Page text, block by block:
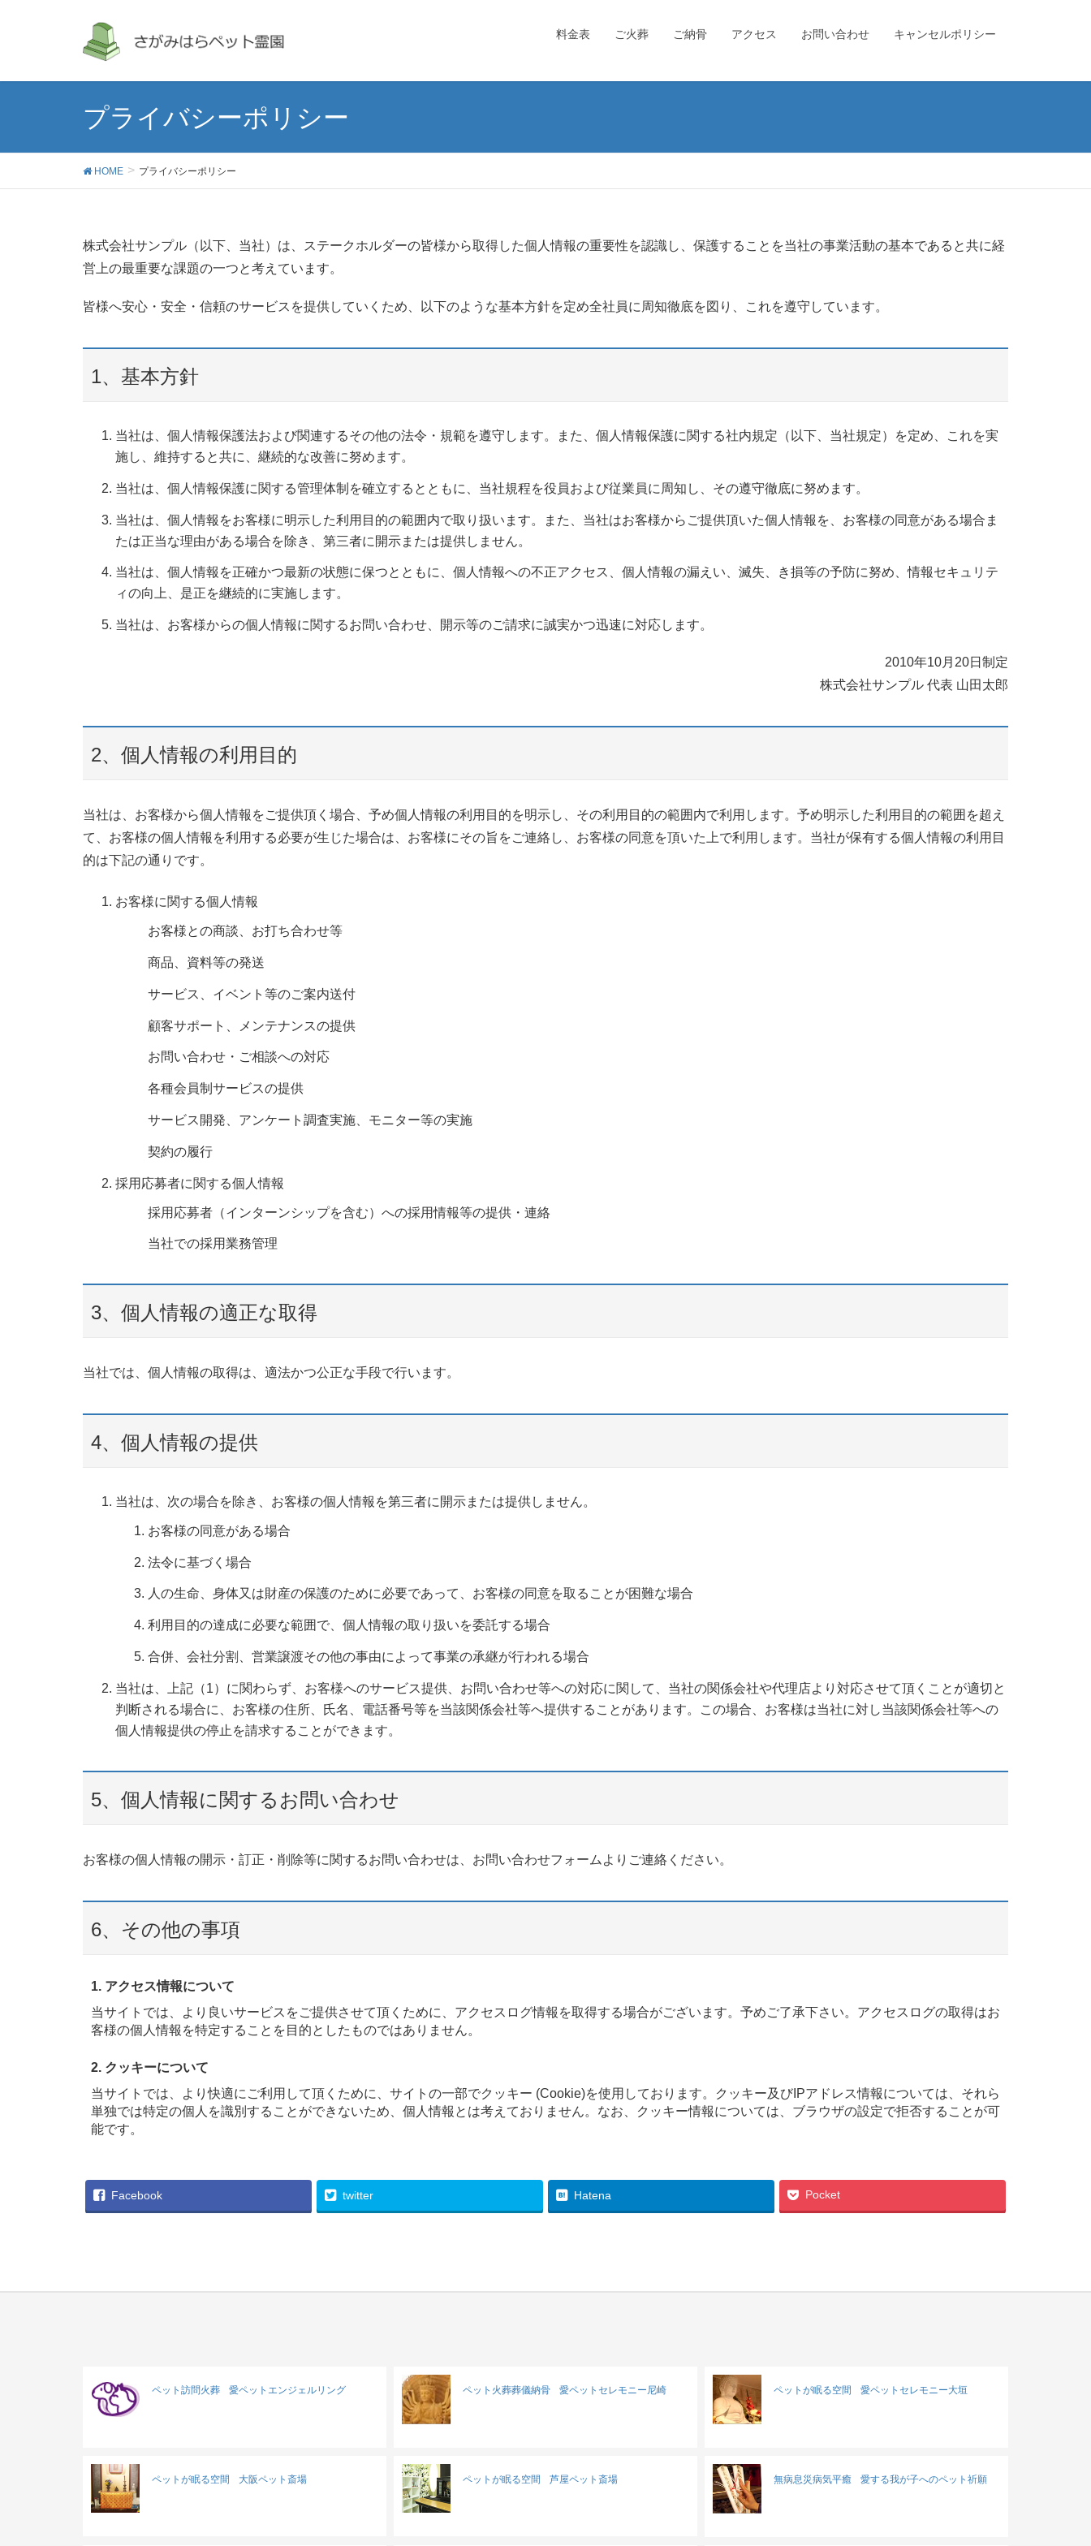
料金表 ご火葬 ご納骨 アクセス お問い合わせ キャンセルポリシー
プライバシーポリシー
HOME プライバシーポリシー
株式会社サンプル（以下、当社）は、ステークホルダーの皆様から取得した個人情報の重要性を認識し、保護することを当社の事業活動の基本であると共に経
営上の最重要な課題の一つと考えています。
皆様へ安心・安全・信頼のサービスを提供していくため、以下のような基本方針を定め全社員に周知徹底を図り、これを遵守しています。
1、基本方針
当社は、個人情報保護法および関連するその他の法令・規範を遵守します。また、個人情報保護に関する社内規定（以下、当社規定）を定め、これを実
施し、維持すると共に、継続的な改善に努めます。
当社は、個人情報保護に関する管理体制を確立するとともに、当社規程を役員および従業員に周知し、その遵守徹底に努めます。
当社は、個人情報をお客様に明示した利用目的の範囲内で取り扱います。また、当社はお客様からご提供頂いた個人情報を、お客様の同意がある場合ま
たは正当な理由がある場合を除き、第三者に開示または提供しません。
当社は、個人情報を正確かつ最新の状態に保つとともに、個人情報への不正アクセス、個人情報の漏えい、滅失、き損等の予防に努め、情報セキュリテ
ィの向上、是正を継続的に実施します。
当社は、お客様からの個人情報に関するお問い合わせ、開示等のご請求に誠実かつ迅速に対応します。
2010年10月20日制定
株式会社サンプル 代表 山田太郎
2、個人情報の利用目的
当社は、お客様から個人情報をご提供頂く場合、予め個人情報の利用目的を明示し、その利用目的の範囲内で利用します。予め明示した利用目的の範囲を超え
て、お客様の個人情報を利用する必要が生じた場合は、お客様にその旨をご連絡し、お客様の同意を頂いた上で利用します。当社が保有する個人情報の利用目
的は下記の通りです。
お客様に関する個人情報
お客様との商談、お打ち合わせ等
商品、資料等の発送
サービス、イベント等のご案内送付
顧客サポート、メンテナンスの提供
お問い合わせ・ご相談への対応
各種会員制サービスの提供
サービス開発、アンケート調査実施、モニター等の実施
契約の履行
採用応募者に関する個人情報
採用応募者（インターンシップを含む）への採用情報等の提供・連絡
当社での採用業務管理
3、個人情報の適正な取得
当社では、個人情報の取得は、適法かつ公正な手段で行います。
4、個人情報の提供
当社は、次の場合を除き、お客様の個人情報を第三者に開示または提供しません。
お客様の同意がある場合
法令に基づく場合
人の生命、身体又は財産の保護のために必要であって、お客様の同意を取ることが困難な場合
利用目的の達成に必要な範囲で、個人情報の取り扱いを委託する場合
合併、会社分割、営業譲渡その他の事由によって事業の承継が行われる場合
当社は、上記（1）に関わらず、お客様へのサービス提供、お問い合わせ等への対応に関して、当社の関係会社や代理店より対応させて頂くことが適切と
判断される場合に、お客様の住所、氏名、電話番号等を当該関係会社等へ提供することがあります。この場合、お客様は当社に対し当該関係会社等への
個人情報提供の停止を請求することができます。
5、個人情報に関するお問い合わせ
お客様の個人情報の開示・訂正・削除等に関するお問い合わせは、お問い合わせフォームよりご連絡ください。
6、その他の事項
1. アクセス情報について
当サイトでは、より良いサービスをご提供させて頂くために、アクセスログ情報を取得する場合がございます。予めご了承下さい。アクセスログの取得はお
客様の個人情報を特定することを目的としたものではありません。
2. クッキーについて
当サイトでは、より快適にご利用して頂くために、サイトの一部でクッキー (Cookie)を使用しております。クッキー及びIPアドレス情報については、それら
単独では特定の個人を識別することができないため、個人情報とは考えておりません。なお、クッキー情報については、ブラウザの設定で拒否することが可
能です。
Facebook twitter Hatena Pocket
ペット訪問火葬 愛ペットエンジェルリング ペット火葬葬儀納骨 愛ペットセレモニー尼崎 ペットが眠る空間 愛ペットセレモニー大垣
ペットが眠る空間 大阪ペット斎場 ペットが眠る空間 芦屋ペット斎場 無病息災病気平癒 愛する我が子へのペット祈願